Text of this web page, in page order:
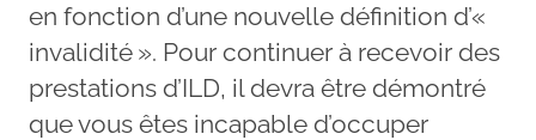
en fonction d’une nouvelle définition d’«
invalidité ». Pour continuer à recevoir des
prestations d’ILD, il devra être démontré
que vous êtes incapable d’occuper